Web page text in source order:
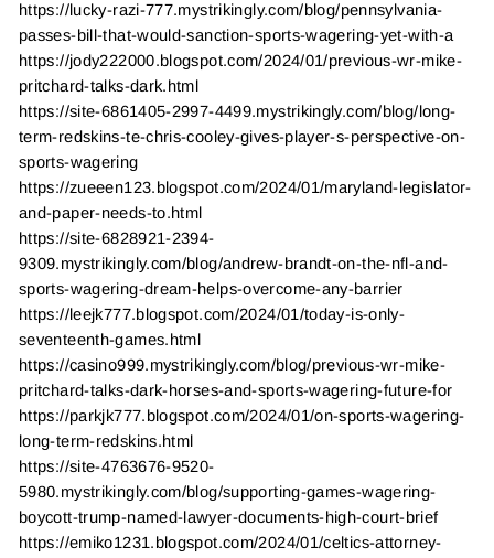
https://lucky-razi-777.mystrikingly.com/blog/pennsylvania-
passes-bill-that-would-sanction-sports-wagering-yet-with-a
https://jody222000.blogspot.com/2024/01/previous-wr-mike-
pritchard-talks-dark.html
https://site-6861405-2997-4499.mystrikingly.com/blog/long-
term-redskins-te-chris-cooley-gives-player-s-perspective-on-
sports-wagering
https://zueeen123.blogspot.com/2024/01/maryland-legislator-
and-paper-needs-to.html
https://site-6828921-2394-
9309.mystrikingly.com/blog/andrew-brandt-on-the-nfl-and-
sports-wagering-dream-helps-overcome-any-barrier
https://leejk777.blogspot.com/2024/01/today-is-only-
seventeenth-games.html
https://casino999.mystrikingly.com/blog/previous-wr-mike-
pritchard-talks-dark-horses-and-sports-wagering-future-for
https://parkjk777.blogspot.com/2024/01/on-sports-wagering-
long-term-redskins.html
https://site-4763676-9520-
5980.mystrikingly.com/blog/supporting-games-wagering-
boycott-trump-named-lawyer-documents-high-court-brief
https://emiko1231.blogspot.com/2024/01/celtics-attorney-